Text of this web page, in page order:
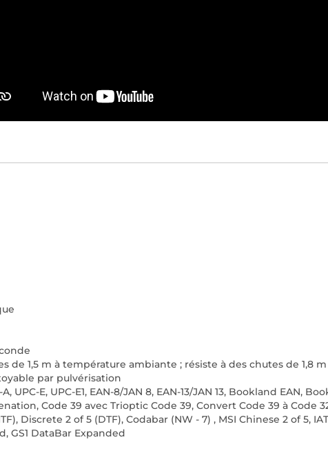
de 1,5 m à température ambiante ; résiste à des chutes de
par pulvérisation
UPC-E, UPC-E1, EAN-8/JAN 8, EAN-13/JAN 13, Bookland EAN,
Code 39 avec Trioptic Code 39, Convert Code 39 à
Discrete 2 of 5 (DTF), Codabar (NW - 7) , MSI Chinese 2 of 5,
GS1 DataBar Expanded